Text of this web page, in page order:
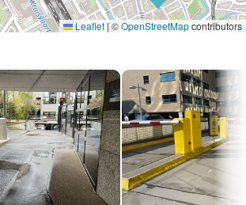
P
P
P
Leaflet|©OpenStreetMapcontributors